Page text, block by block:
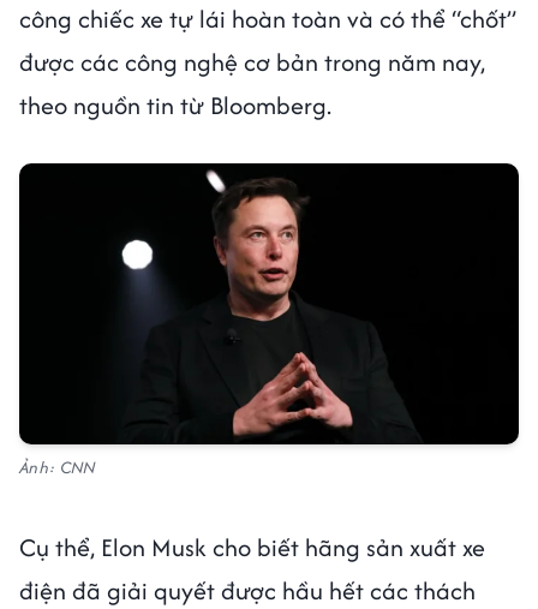
công chiếc xe tự lái hoàn toàn và có thể “chốt”
được các công nghệ cơ bản trong năm nay,
theo nguồn tin từ Bloomberg.
Ảnh: CNN
Cụ thể, Elon Musk cho biết hãng sản xuất xe
điện đã giải quyết được hầu hết các thách